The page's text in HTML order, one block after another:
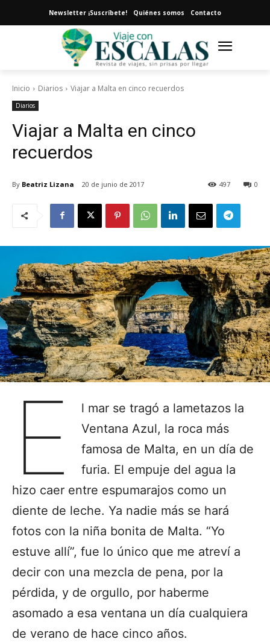
Newsletter ¡Suscríbete! Quiénes somos Contacto
Inicio Diarios Viajar a Malta en cinco recuerdos
Diarios
Viajar a Malta en cinco
recuerdos
By Beatriz Lizana 20 de junio de 2017 0
497
E
l mar se tragó a lametazos la
Ventana Azul, la roca más
famosa de Malta, en un día de
furia. El empuje del agua la
hizo caer entre espumarajos como un
diente de leche. Ya nadie más se hará
fotos con la niña bonita de Malta. “Yo
estuve allí”, fue lo único que me atreví a
decir con una mezcla de pena, por la
pérdida, y de orgullo, por haberme
asomado a esa ventana un día cualquiera
de verano de hace cinco años.